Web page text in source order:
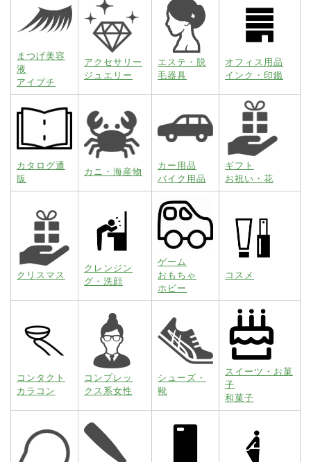
まつげ美容
液
アイプチ
アクセサリー
ジュエリー
エステ・脱
毛器具
オフィス用品
インク・印鑑
カタログ通
販
カニ・海産物
カー用品
バイク用品
ギフト
お祝い・花
クリスマス
クレンジン
グ・洗顔
ゲーム
おもちゃ
ホビー
コスメ
コンタクト
カラコン
コンプレッ
クス系女性
シューズ・
靴
スイーツ・お菓
子
和菓子